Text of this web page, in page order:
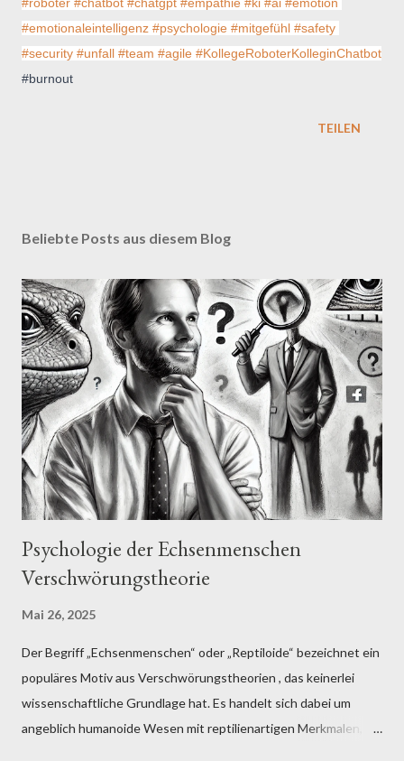
#emotionaleintelligenz #psychologie #mitgefühl #safety
#security #unfall #team #agile #KollegeRoboterKolleginChatbot
#burnout
TEILEN
Beliebte Posts aus diesem Blog
Psychologie der Echsenmenschen
Verschwörungstheorie
Mai 26, 2025
Der Begriff „Echsenmenschen“ oder „Reptiloide“ bezeichnet ein
populäres Motiv aus Verschwörungstheorien , das keinerlei
wissenschaftliche Grundlage hat. Es handelt sich dabei um
angeblich humanoide Wesen mit reptilienartigen Merkmalen, die